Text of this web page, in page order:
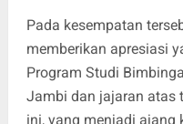
Pada kesempatan
memberikan apresiasi
Program Studi
Jambi dan jajaran atas
ini, yang menjadi ajang